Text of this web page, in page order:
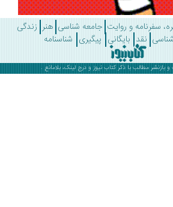
و روایت جامعه شناسی هنر زندگی
نقد بایگانی پیگیری شناسنامه
با ذکرکتاب نیوز و درج لینک، بلامانع .